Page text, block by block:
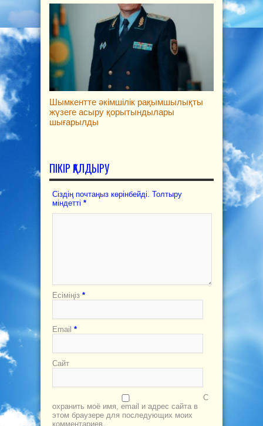
Шымкентте әкімшілік рақымшылықты
жүзеге асыру қорытындылары
шығарылды
ПІКІР ҚАЛДЫРУ
Сіздің почтаңыз көрінбейді. Толтыру
міндетті *
Есіміңіз *
Email *
Сайт
С
охранить моё имя, email и адрес сайта в
этом браузере для последующих моих
комментариев.